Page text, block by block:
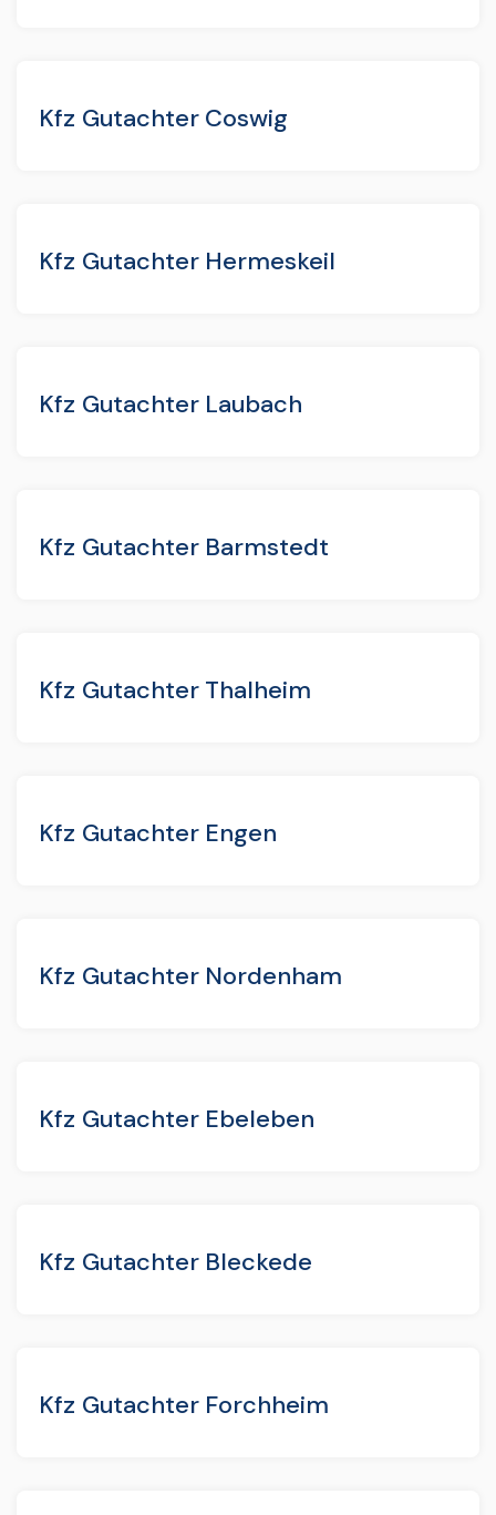
Kfz Gutachter Coswig
Kfz Gutachter Hermeskeil
Kfz Gutachter Laubach
Kfz Gutachter Barmstedt
Kfz Gutachter Thalheim
Kfz Gutachter Engen
Kfz Gutachter Nordenham
Kfz Gutachter Ebeleben
Kfz Gutachter Bleckede
Kfz Gutachter Forchheim